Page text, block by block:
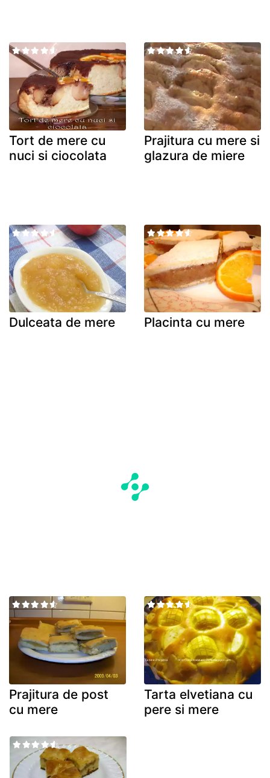
Tort de mere cu
nuci si ciocolata
Prajitura cu mere si
glazura de miere
Dulceata de mere Placinta cu mere
Prajitura de post
cu mere
Tarta elvetiana cu
pere si mere